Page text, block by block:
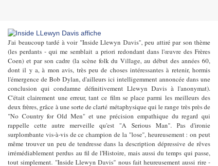
J'ai beaucoup tardé à voir "Inside Llewyn Davis", peu attiré par son thème
(les perdants - qui me semblait a priori redondant dans l'œuvre des Frères
Coen) et par son cadre (la scène folk du Village, au début des années 60,
dont il y a, à mon avis, très peu de choses intéressantes à retenir, hormis
l'émergence de Bob Dylan, d'ailleurs ici intelligemment annoncée dans une
conclusion qui condamne définitivement Llewyn Davis à l'anonymat).
C'était clairement une erreur, tant ce film se place parmi les meilleurs des
deux frères, grâce à une sorte de clarté métaphysique qui le range très près de
"No Country for Old Men" et une précision empathique du regard qui
rappelle cette autre merveille qu'est "A Serious Man". Pas d'ironie
surplombante vis-à-vis de ce champion de la "lose", heureusement : on peut
même trouver un peu de tendresse dans la description dépressive de rêves
irrémédiablement perdus au fil de l'Histoire, mais aussi du temps qui passe,
tout simplement. "Inside Llewyn Davis" nous fait heureusement aussi rire -